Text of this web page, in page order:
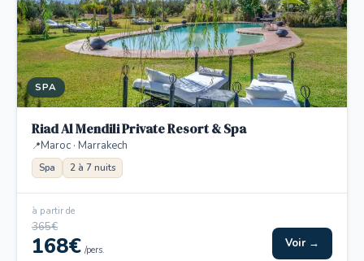
SPA
Riad Al Mendili Private Resort & Spa
Maroc · Marrakech
Spa 2 à 7 nuits
à partir de
365€
168€ /pers. Voir →